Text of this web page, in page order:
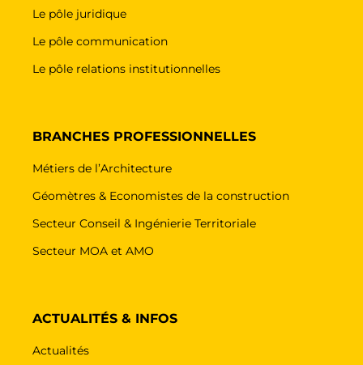
Le pôle juridique
Le pôle communication
Le pôle relations institutionnelles
BRANCHES PROFESSIONNELLES
Métiers de l’Architecture
Géomètres & Economistes de la construction
Secteur Conseil & Ingénierie Territoriale
Secteur MOA et AMO
ACTUALITÉS & INFOS
Actualités